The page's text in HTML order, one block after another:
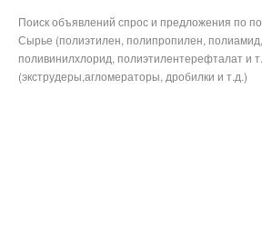
Поиск объявлений спрос и предложения по
Сырье (полиэтилен, полипропилен,
поливинилхлорид, полиэтилентерефталат и
(экструдеры,агломераторы, дробилки и т.д.)